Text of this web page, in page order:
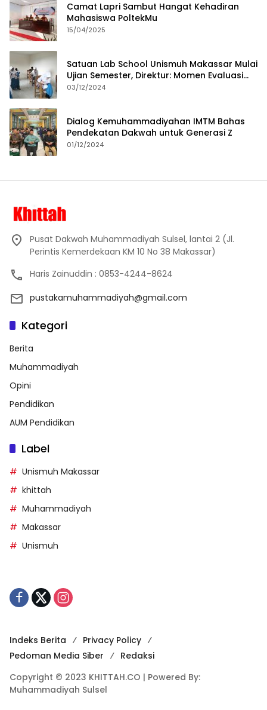
Camat Lapri Sambut Hangat Kehadiran
Mahasiswa PoltekMu
15/04/2025
Satuan Lab School Unismuh Makassar Mulai
Ujian Semester, Direktur: Momen Evaluasi
Proses Pembelajaran
03/12/2024
Dialog Kemuhammadiyahan IMTM Bahas
Pendekatan Dakwah untuk Generasi Z
01/12/2024
Pusat Dakwah Muhammadiyah Sulsel, lantai 2 (Jl.
Perintis Kemerdekaan KM 10 No 38 Makassar)
Haris Zainuddin : 0853-4244-8624
pustakamuhammadiyah@gmail.com
Kategori
Berita
Muhammadiyah
Opini
Pendidikan
AUM Pendidikan
Label
Unismuh Makassar
khittah
Muhammadiyah
Makassar
Unismuh
Indeks Berita
Privacy Policy
Pedoman Media Siber
Redaksi
Copyright © 2023 KHITTAH.CO | Powered By:
Muhammadiyah Sulsel